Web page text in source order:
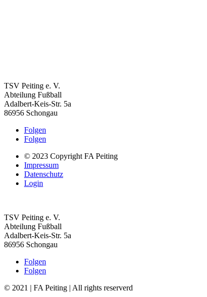
TSV Peiting e. V.
Abteilung Fußball
Adalbert-Keis-Str. 5a
86956 Schongau
Folgen
Folgen
© 2023 Copyright FA Peiting
Impressum
Datenschutz
Login
TSV Peiting e. V.
Abteilung Fußball
Adalbert-Keis-Str. 5a
86956 Schongau
Folgen
Folgen
© 2021 | FA Peiting | All rights reserverd